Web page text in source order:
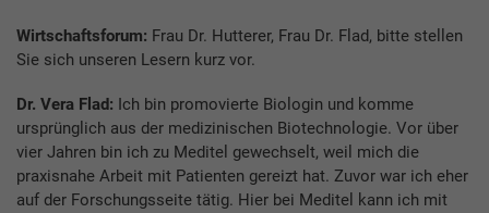
Wirtschaftsforum: Frau Dr. Hutterer, Frau Dr. Flad, bitte stellen
Sie sich unseren Lesern kurz vor.
Dr. Vera Flad: Ich bin promovierte Biologin und komme
ursprünglich aus der medizinischen Biotechnologie. Vor über
vier Jahren bin ich zu Meditel gewechselt, weil mich die
praxisnahe Arbeit mit Patienten gereizt hat. Zuvor war ich eher
auf der Forschungsseite tätig. Hier bei Meditel kann ich mit